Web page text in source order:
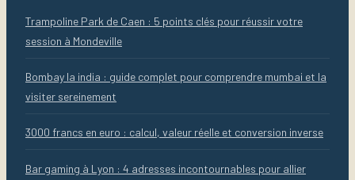
Trampoline Park de Caen : 5 points clés pour réussir votre
session à Mondeville
Bombay la india : guide complet pour comprendre mumbai et la
visiter sereinement
3000 francs en euro : calcul, valeur réelle et conversion inverse
Bar gaming à Lyon : 4 adresses incontournables pour allier